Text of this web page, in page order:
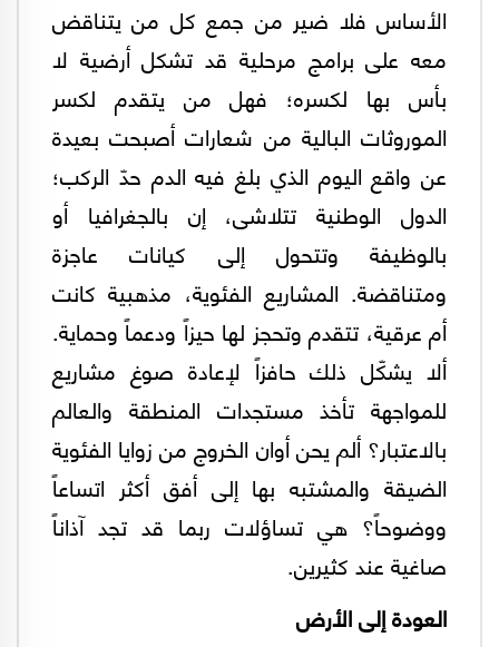
الأساس فلا ضير من جمع كل من يتناقض
معه على برامج مرحلية قد تشكل أرضية لا
بأس بها لكسره؛ فهل من يتقدم لكسر
الموروثات البالية من شعارات أصبحت بعيدة
عن واقع اليوم الذي بلغ فيه الدم حدّ الركب؛
الدول الوطنية تتلاشى، إن بالجغرافيا أو
بالوظيفة وتتحول إلى كيانات عاجزة
ومتناقضة. المشاريع الفئوية، مذهبية كانت
أم عرقية، تتقدم وتحجز لها حيزاً ودعماً وحماية.
ألا يشكّل ذلك حافزاً لإعادة صوغ مشاريع
للمواجهة تأخذ مستجدات المنطقة والعالم
بالاعتبار؟ ألم يحن أوان الخروج من زوايا الفئوية
الضيقة والمشتبه بها إلى أفق أكثر اتساعاً
ووضوحاً؟ هي تساؤلات ربما قد تجد آذاناً
صاغية عند كثيرين.
العودة إلى الأرض